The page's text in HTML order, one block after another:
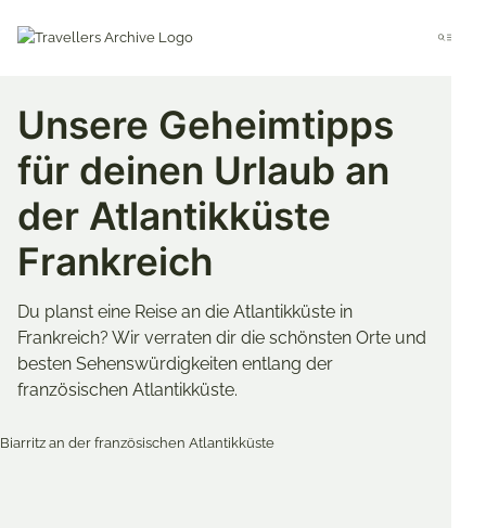
Menu
Unsere Geheimtipps
für deinen Urlaub an
der Atlantikküste
Frankreich
Du planst eine Reise an die Atlantikküste in
Frankreich? Wir verraten dir die schönsten Orte und
besten Sehenswürdigkeiten entlang der
französischen Atlantikküste.